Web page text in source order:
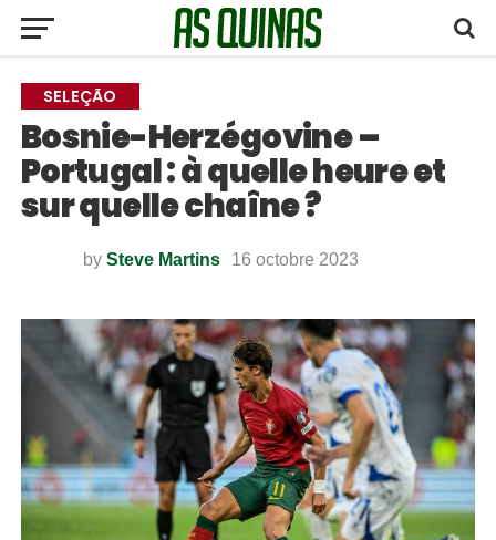
SELEÇÃO
Bosnie-Herzégovine –
Portugal : à quelle heure et
sur quelle chaîne ?
by Steve Martins 16 octobre 2023